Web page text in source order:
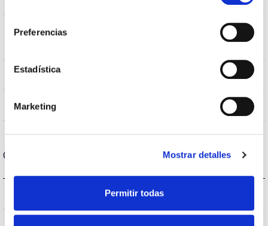
Preferencias
Estadística
Marketing
Mostrar detalles
Permitir todas
CRI Índice de repr.
Angulo de abertura
UGR
Carcaça e Acabamento
Índice de estanqueidade IP